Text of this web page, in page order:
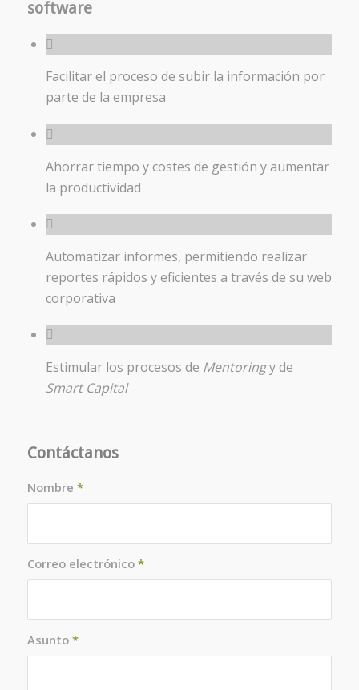
software
Facilitar el proceso de subir la información por
parte de la empresa
Ahorrar tiempo y costes de gestión y aumentar
la productividad
Automatizar informes, permitiendo realizar
reportes rápidos y eficientes a través de su web
corporativa
Estimular los procesos de Mentoringy de
Smart Capital
Contáctanos
Nombre *
Correo electrónico *
Asunto *